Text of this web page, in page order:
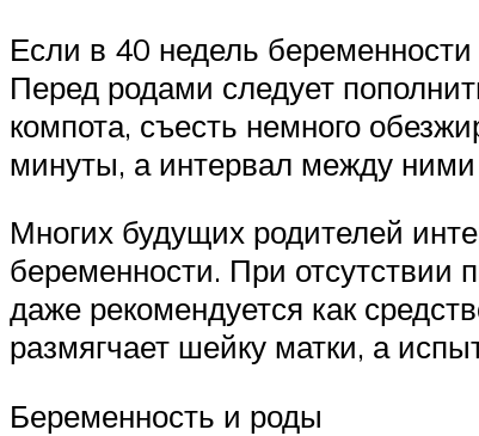
Если в 40 недель беременности
Перед родами следует
компота, съесть немного
минуты, а интервал между
Многих будущих родителей
беременности. При отсутствии
даже рекомендуется как
размягчает шейку матки, а
Беременность и роды